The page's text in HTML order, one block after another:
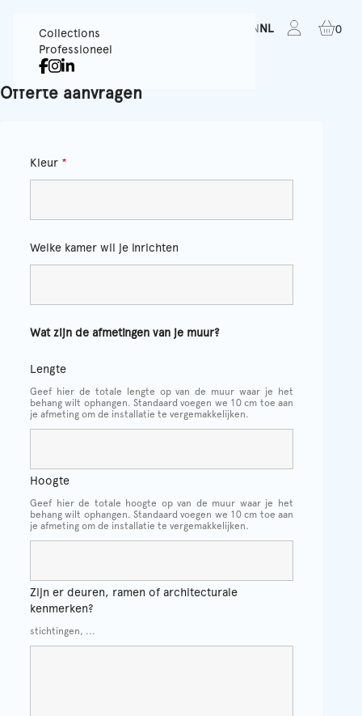
Collections
Professioneel
EN NL 0
Offerte aanvragen
Kleur *
Welke kamer wil je inrichten
Wat zijn de afmetingen van je muur?
Lengte
Geef hier de totale lengte op van de muur waar je het
behang wilt ophangen. Standaard voegen we 10 cm toe aan
je afmeting om de installatie te vergemakkelijken.
Hoogte
Geef hier de totale hoogte op van de muur waar je het
behang wilt ophangen. Standaard voegen we 10 cm toe aan
je afmeting om de installatie te vergemakkelijken.
Zijn er deuren, ramen of architecturale
kenmerken?
stichtingen, ...